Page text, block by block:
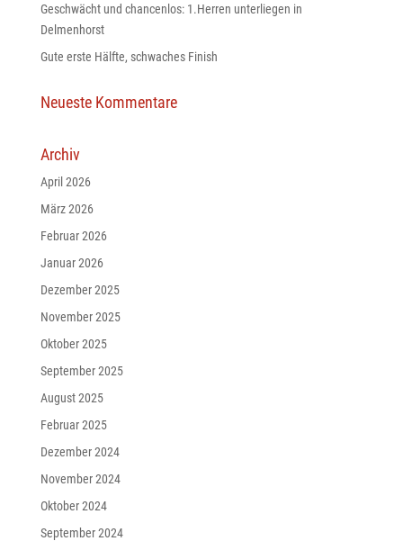
Geschwächt und chancenlos: 1.Herren unterliegen in
Delmenhorst
Gute erste Hälfte, schwaches Finish
Neueste Kommentare
Archiv
April 2026
März 2026
Februar 2026
Januar 2026
Dezember 2025
November 2025
Oktober 2025
September 2025
August 2025
Februar 2025
Dezember 2024
November 2024
Oktober 2024
September 2024